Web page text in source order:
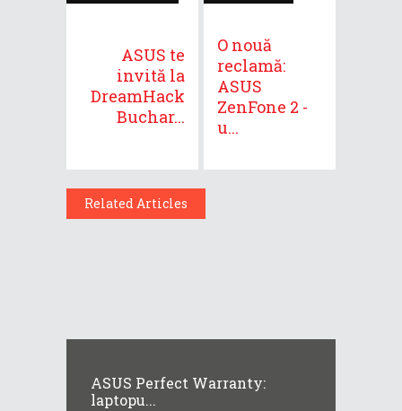
ASUS te
invită la
DreamHack
Buchar...
O nouă
reclamă:
ASUS
ZenFone 2 -
u...
Related Articles
ASUS Perfect Warranty:
laptopu...